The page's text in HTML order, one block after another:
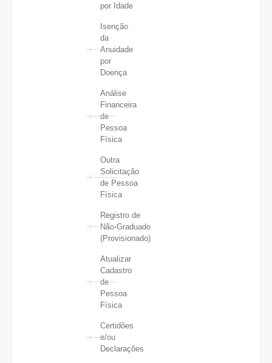
por Idade
Isenção
da
Anuidade
por
Doença
Análise
Financeira
de
Pessoa
Física
Outra
Solicitação
de Pessoa
Física
Registro de
Não-Graduado
(Provisionado)
Atualizar
Cadastro
de
Pessoa
Física
Certidões
e/ou
Declarações